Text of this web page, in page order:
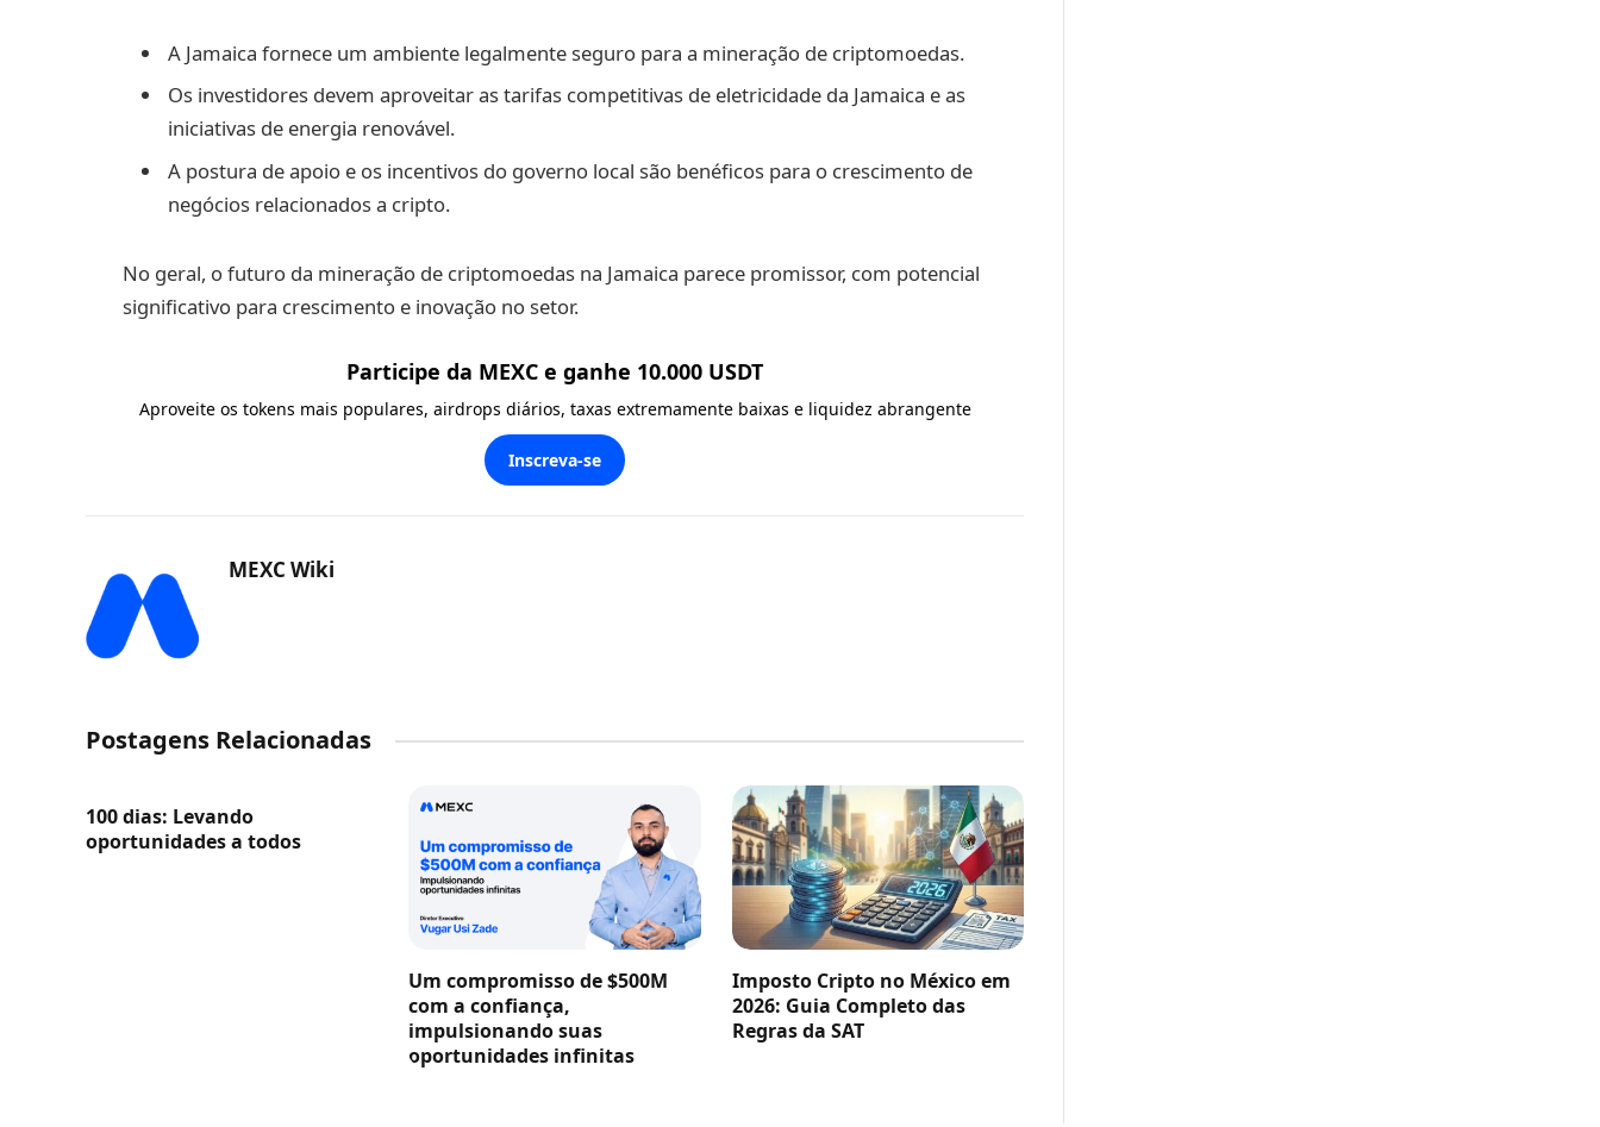
A Jamaica fornece um ambiente legalmente seguro para a mineração de criptomoedas.
Os investidores devem aproveitar as tarifas competitivas de eletricidade da Jamaica e as
iniciativas de energia renovável.
A postura de apoio e os incentivos do governo local são benéficos para o crescimento de
negócios relacionados a cripto.
No geral, o futuro da mineração de criptomoedas na Jamaica parece promissor, com potencial
significativo para crescimento e inovação no setor.
Participe da MEXC e ganhe 10.000 USDT
Aproveite os tokens mais populares, airdrops diários, taxas extremamente baixas e liquidez abrangente
Inscreva-se
MEXC Wiki
Postagens Relacionadas
100 dias: Levando
oportunidades a todos
Um compromisso de $500M
com a confiança,
impulsionando suas
oportunidades infinitas
Imposto Cripto no México em
2026: Guia Completo das
Regras da SAT